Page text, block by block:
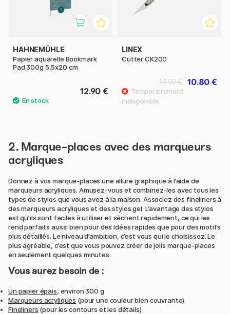
HAHNEMÜHLE
Papier aquarelle Bookmark
Pad 300g 5,5x20 cm
12.90 €
LINEX
Cutter CK200
10.80 €
13.50 €
2. Marque-places avec des marqueurs
acryliques
Donnez à vos marque-places une allure graphique à l’aide de
marqueurs acryliques. Amusez-vous et combinez-les avec tous les
types de stylos que vous avez à la maison. Associez des fineliners à
des marqueurs acryliques et des stylos gel. L’avantage des stylos
est qu’ils sont faciles à utiliser et sèchent rapidement, ce qui les
rend parfaits aussi bien pour des idées rapides que pour des motifs
plus détaillés. Le niveau d’ambition, c’est vous qui le choisissez. Le
plus agréable, c’est que vous pouvez créer de jolis marque-places
en seulement quelques minutes.
Vous aurez besoin de :
Un papier épais, environ 300 g
Marqueurs acryliques (pour une couleur bien couvrante)
Fineliners (pour les contours et les détails)